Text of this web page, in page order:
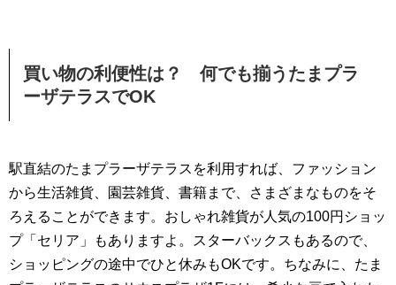
買い物の利便性は？ 何でも揃うたまプラ
ーザテラスでOK
駅直結のたまプラーザテラスを利用すれば、ファッション
から生活雑貨、園芸雑貨、書籍まで、さまざまなものをそ
ろえることができます。おしゃれ雑貨が人気の100円ショッ
プ「セリア」もありますよ。スターバックスもあるので、
ショッピングの途中でひと休みもOKです。ちなみに、たま